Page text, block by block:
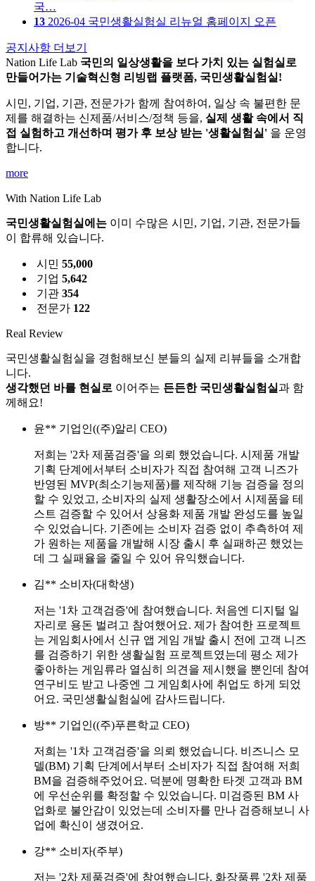
국…
13 2026-04 국민생활실험실 리뉴얼 홈페이지 오픈
공지사항 더보기
Nation Life Lab 국민의 일상생활을 보다 가치 있는 실험실로
만들어가는 기술혁신형 리빙랩 플랫폼, 국민생활실험실!
시민, 기업, 기관, 전문가가 함께 참여하여, 일상 속 불편한 문
제를 해결하는 신제품/서비스/정책 등을, 실제 생활 속에서 직
접 실험하고 개선하며 평가 후 보상 받는 '생활실험실' 을 운영
합니다.
more
With Nation Life Lab
국민생활실험실에는 이미 수많은 시민, 기업, 기관, 전문가들
이
합류해 있습니다.
시민 55,000
기업 5,642
기관 354
전문가 122
Real Review
국민생활실험실을 경험해보신 분들의 실제 리뷰들을 소개합
니다.
생각했던 바를 현실로 이어주는 든든한 국민생활실험실과 함
께해요!
윤** 기업인((주)알리 CEO)
저희는 '2차 제품검증'을 의뢰 했었습니다. 시제품 개발
기획 단계에서부터 소비자가 직접 참여해 고객 니즈가
반영된 MVP(최소기능제품)를 제작해 기능 검증을 정의
할 수 있었고, 소비자의 실제 생활장소에서 시제품을 테
스트 검증할 수 있어서 상용화 제품 개발 완성도를 높일
수 있었습니다. 기존에는 소비자 검증 없이 추측하여 제
가 원하는 제품을 개발해 시장 출시 후 실패하곤 했었는
데 그 실패율을 줄일 수 있어 유익했습니다.
김** 소비자(대학생)
저는 '1차 고객검증'에 참여했습니다. 처음엔 디지털 일
자리로 용돈 벌려고 참여했어요. 제가 참여한 프로젝트
는 게임회사에서 신규 앱 게임 개발 출시 전에 고객 니즈
를 검증하기 위한 생활실험 프로젝트였는데 평소 제가
좋아하는 게임류라 열심히 의견을 제시했을 뿐인데 참여
연구비도 받고 나중엔 그 게임회사에 취업도 하게 되었
어요. 국민생활실험실에 감사드립니다.
방** 기업인((주)푸른학교 CEO)
저희는 '1차 고객검증'을 의뢰 했었습니다. 비즈니스 모
델(BM) 기획 단계에서부터 소비자가 직접 참여해 저희
BM을 검증해주었어요. 덕분에 명확한 타겟 고객과 BM
에 우선순위를 확정할 수 있었습니다. 미검증된 BM 사
업화로 불안감이 있었는데 소비자를 만나 검증해보니 사
업에 확신이 생겼어요.
강** 소비자(주부)
저는 '2차 제품검증'에 참여했습니다. 화장품류 '2차 제품